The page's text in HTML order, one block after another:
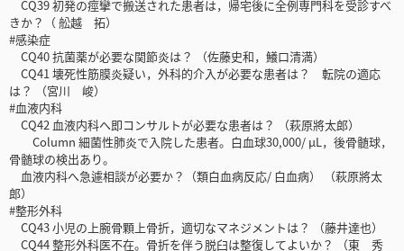
CQ39 初発の痙攣で搬送された患者は，帰宅後に全例専門科を受診すべ
きか？（ 舩越 拓）
#感染症
CQ40 抗菌薬が必要な関節炎は？ （佐藤史和，鱶口清満）
CQ41 壊死性筋膜炎疑い，外科的介入が必要な患者は？ 転院の適応
は？ （宮川 峻）
#血液内科
CQ42 血液内科へ即コンサルトが必要な患者は？ （萩原將太郎）
Column 細菌性肺炎で入院した患者。白血球30,000/ μL，後骨髄球，
骨髄球の検出あり。
血液内科へ急遽相談が必要か？（類白血病反応/ 白血病） （萩原將太
郎）
#整形外科
CQ43 小児の上腕骨顆上骨折，適切なマネジメントは？ （藤井達也）
CQ44 整形外科医不在。骨折を伴う脱臼は整復してよいか？ （東 秀